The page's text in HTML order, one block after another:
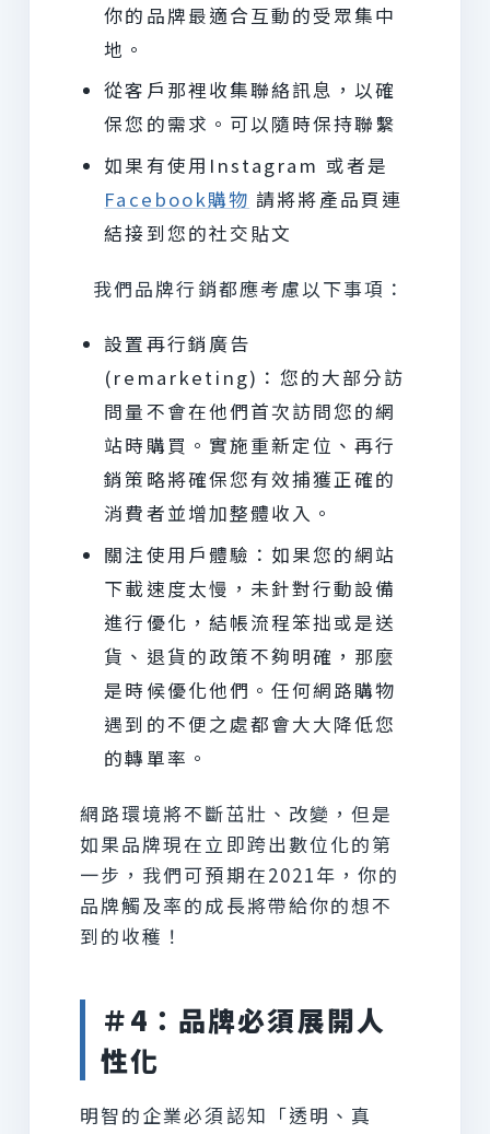
你的品牌最適合互動的受眾集中
地。
從客戶那裡收集聯絡訊息，以確
保您的需求。可以隨時保持聯繫
如果有使用Instagram 或者是
Facebook購物 請將將產品頁連
結接到您的社交貼文
我們品牌行銷都應考慮以下事項：
設置再行銷廣告
(remarketing)：您的大部分訪
問量不會在他們首次訪問您的網
站時購買。實施重新定位、再行
銷策略將確保您有效捕獲正確的
消費者並增加整體收入。
關注使用戶體驗：如果您的網站
下載速度太慢，未針對行動設備
進行優化，結帳流程笨拙或是送
貨、退貨的政策不夠明確，那麼
是時候優化他們。任何網路購物
遇到的不便之處都會大大降低您
的轉單率。
網路環境將不斷茁壯、改變，但是
如果品牌現在立即跨出數位化的第
一步，我們可預期在2021年，你的
品牌觸及率的成長將帶給你的想不
到的收穫！
＃4：品牌必須展開人
性化
明智的企業必須認知「透明、真